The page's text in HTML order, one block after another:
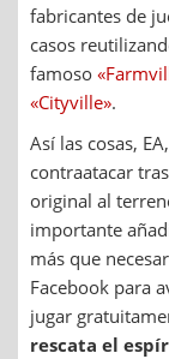
fabricantes de
casos
famoso
«Cityville».
Así las cosas,
contraatacar
original al
importante
más que
Facebook para
jugar
rescata el